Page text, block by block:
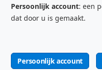
Persoonlijk account: een
dat door u is gemaakt.
Persoonlijk account